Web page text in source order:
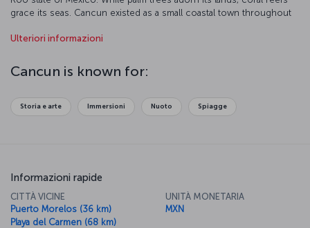
grace its seas. Cancun existed as a small coastal town throughout
century, it was transformed into a worldwide holiday destination.
Ulteriori informazioni
Cancun is known for:
Storia e arte Immersioni Nuoto Spiagge
Informazioni rapide
CITTÀ VICINE
Puerto Morelos (36 km)
Playa del Carmen (68 km)
UNITÀ MONETARIA
MXN